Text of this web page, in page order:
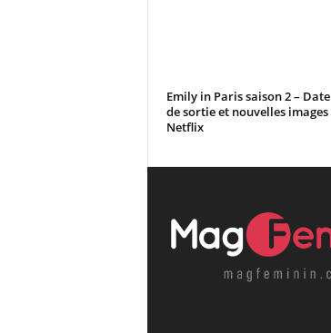
Emily in Paris saison 2 – Date
de sortie et nouvelles images
Netflix